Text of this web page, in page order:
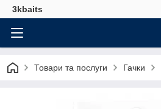
3kbaits
Товари та послуги Гачки